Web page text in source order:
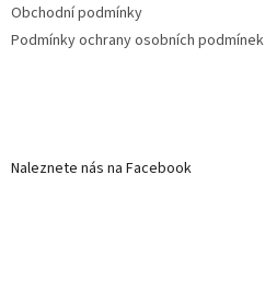
Obchodní podmínky
Podmínky ochrany osobních podmínek
Naleznete nás na Facebook